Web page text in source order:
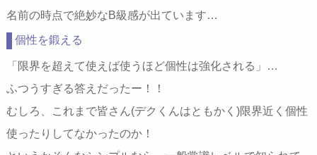
名前の時点で絶妙なB級感が出ています…
個性を鍛える
「限界を超えて使えば使うほど個性は強化される」…
ふつうすぎる答えだったー！！
むしろ、これまで皆さん(デクくんはともかく)限界近く個性
使ったりしてなかったのか！